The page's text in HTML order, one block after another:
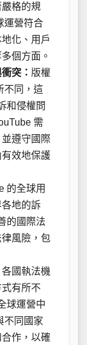
格的規
運營符合
化、用戶
個方面。
突： 版權
不同，這
和侵權問
需
遵守國際
效地保護
的全球用
地的訴
的國際法
風險，包
各國執法機
有所不
球運營中
不同國家
作，以確